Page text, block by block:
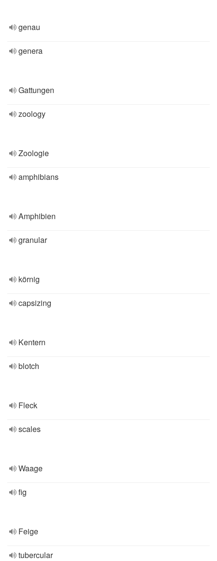
genau
genera
Gattungen
zoology
Zoologie
amphibians
Amphibien
granular
körnig
capsizing
Kentern
blotch
Fleck
scales
Waage
fig
Feige
tubercular